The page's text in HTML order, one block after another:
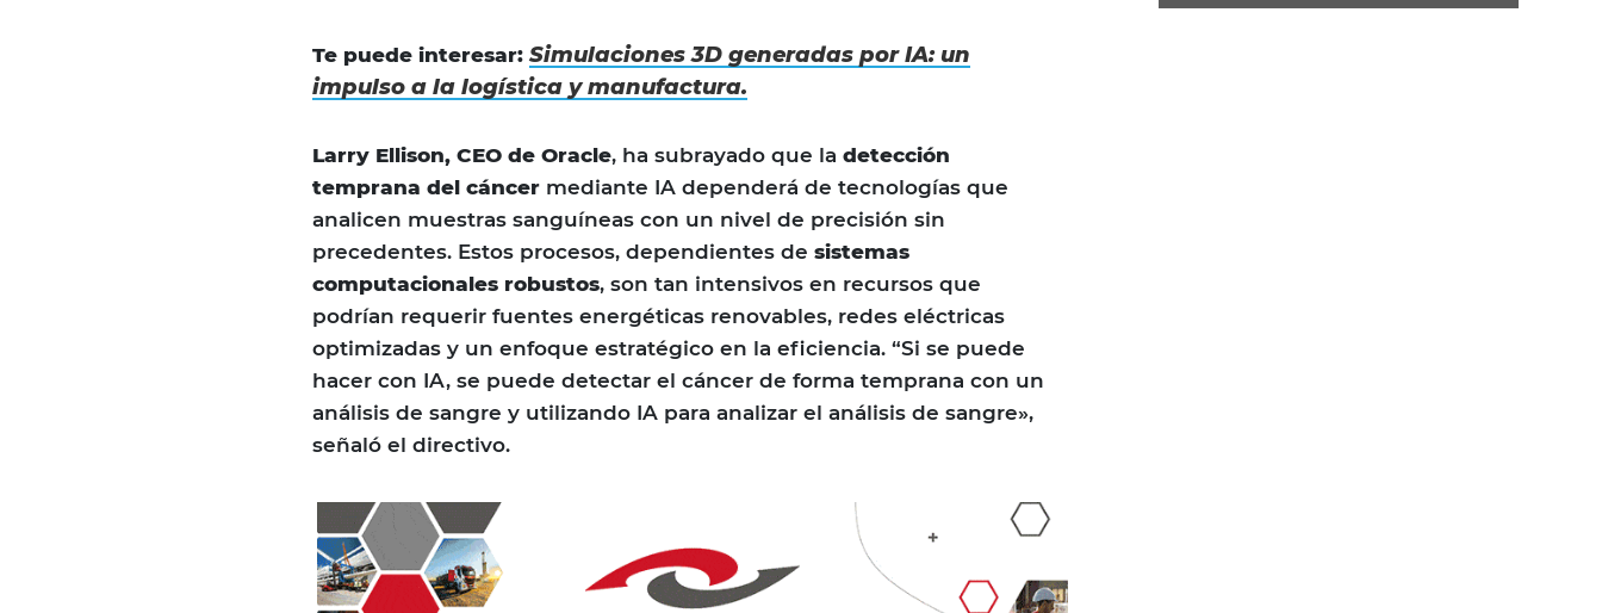
Te puede interesar: Simulaciones 3D generadas por IA: un
impulso a la logística y manufactura.
Larry Ellison, CEO de Oracle, ha subrayado que la detección
temprana del cáncer mediante IA dependerá de tecnologías que
analicen muestras sanguíneas con un nivel de precisión sin
precedentes. Estos procesos, dependientes de sistemas
computacionales robustos, son tan intensivos en recursos que
podrían requerir fuentes energéticas renovables, redes eléctricas
optimizadas y un enfoque estratégico en la eficiencia. “Si se puede
hacer con IA, se puede detectar el cáncer de forma temprana con un
análisis de sangre y utilizando IA para analizar el análisis de sangre»,
señaló el directivo.